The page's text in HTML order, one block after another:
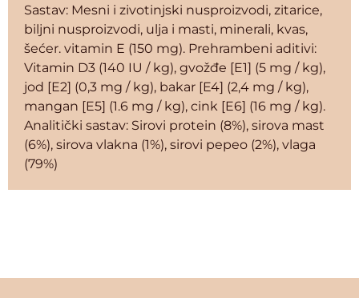
Sastav: Mesni i zivotinjski nusproizvodi, zitarice,
biljni nusproizvodi, ulja i masti, minerali, kvas,
šećer. vitamin E (150 mg). Prehrambeni aditivi:
Vitamin D3 (140 IU / kg), gvožđe [E1] (5 mg / kg),
jod [E2] (0,3 mg / kg), bakar [E4] (2,4 mg / kg),
mangan [E5] (1.6 mg / kg), cink [E6] (16 mg / kg).
Analitički sastav: Sirovi protein (8%), sirova mast
(6%), sirova vlakna (1%), sirovi pepeo (2%), vlaga
(79%)